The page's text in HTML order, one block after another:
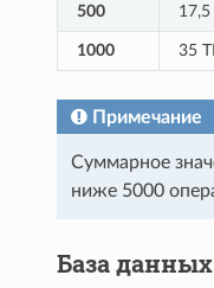
500 17,5
1000 35
Примечание
Суммарное
ниже 5000
База